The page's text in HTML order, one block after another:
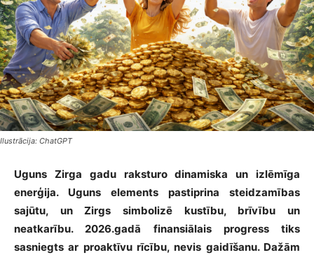
Ilustrācija: ChatGPT
Uguns Zirga gadu raksturo dinamiska un izlēmīga
enerģija. Uguns elements pastiprina steidzamības
sajūtu, un Zirgs simbolizē kustību, brīvību un
neatkarību. 2026.gadā finansiālais progress tiks
sasniegts ar proaktīvu rīcību, nevis gaidīšanu. Dažām